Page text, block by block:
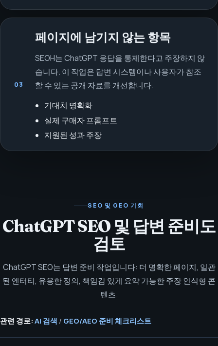
03
페이지에 남기지 않는 항목
SEOH는 ChatGPT 응답을 통제한다고 주장하지 않
습니다. 이 작업은 답변 시스템이나 사용자가 참조
할 수 있는 공개 자료를 개선합니다.
기대치 명확화
실제 구매자 프롬프트
지원된 성과 주장
SEO 및 GEO 기회
ChatGPT SEO 및 답변 준비도
검토
ChatGPT SEO는 답변 준비 작업입니다: 더 명확한 페이지, 일관
된 엔터티, 유용한 정의, 책임감 있게 요약 가능한 주장 인식형 콘
텐츠.
관련 경로: AI 검색 / GEO/AEO 준비 체크리스트